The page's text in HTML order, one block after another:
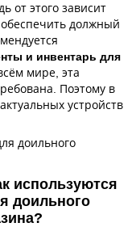
от этого зависит
обеспечить должный
и инвентарь для
мире, эта
Поэтому в
устройств
используются
доильного